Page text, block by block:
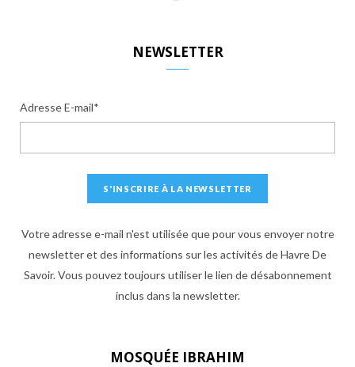
NEWSLETTER
Adresse E-mail*
Votre adresse e-mail n'est utilisée que pour vous envoyer notre
newsletter et des informations sur les activités de Havre De
Savoir. Vous pouvez toujours utiliser le lien de désabonnement
inclus dans la newsletter.
MOSQUÉE IBRAHIM